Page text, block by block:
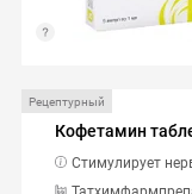
Рецептурный
Кофетамин
Стимулирует